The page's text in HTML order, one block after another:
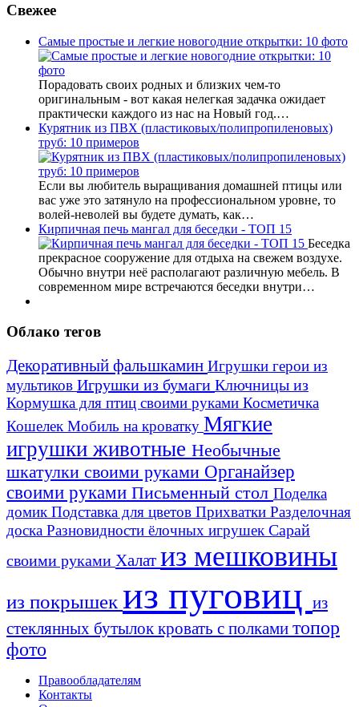
Свежее
Самые простые и легкие новогодние открытки: 10 фото
Порадовать своих родных и близких чем-то
оригинальным - вот какая нелегкая задачка ожидает
практически каждого из нас на Новый год.…
Курятник из ПВХ (пластиковых/полипропиленовых)
труб: 10 примеров
Если вы любитель выращивания домашней птицы или
вас уже это затянуло на профессиональном уровне, то
волей-неволей вы будете думать, как…
Кирпичная печь мангал для беседки - ТОП 15
Беседка
прекрасное сооружение для отдыха на свежем воздухе.
Обычно внутри неё располагают различную мебель. В
современном мире встречаются беседки внутри…
Облако тегов
Декоративный фальшкамин Игрушки герои из
мультиков Игрушки из бумаги Ключницы из
Кормушка для птиц своими руками Косметичка
Кошелек Мобиль на кроватку Мягкие
игрушки животные Необычные
шкатулки своими руками Органайзер
своими руками Письменный стол Поделка
домик Подставка для цветов Прихватки Разделочная
доска Разновидности ёлочных игрушек Сарай
своими руками Халат из мешковины
из покрышек из пуговиц из
стеклянных бутылоккровать с полками топор
фото
Правообладателям
Контакты